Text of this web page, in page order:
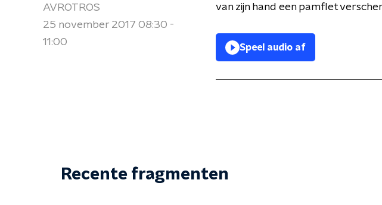
AVROTROS
25 november 2017 08:30 -
11:00
van zijn hand een pamflet
Speel audio af
Recente fragmenten